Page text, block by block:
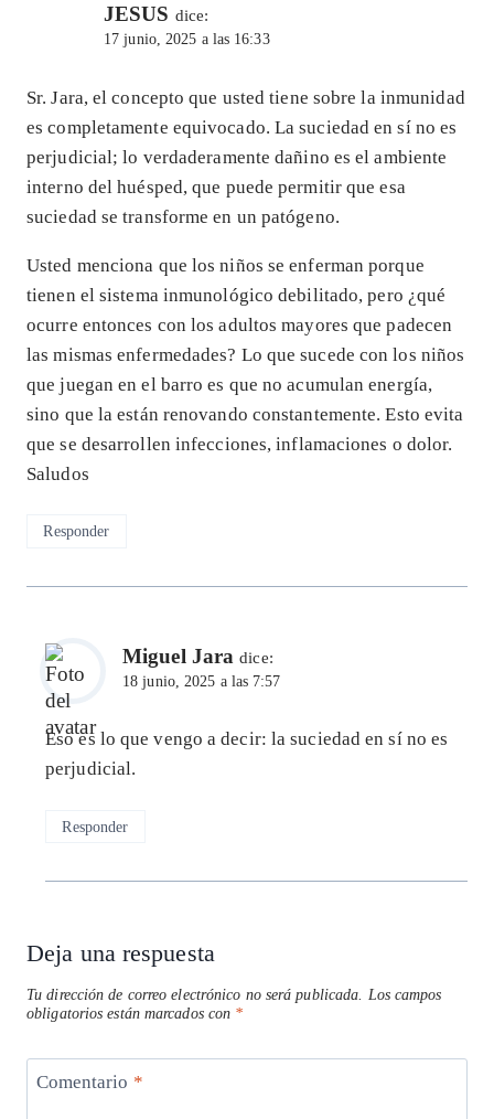
JESUS dice:
17 junio, 2025 a las 16:33
Sr. Jara, el concepto que usted tiene sobre la inmunidad
es completamente equivocado. La suciedad en sí no es
perjudicial; lo verdaderamente dañino es el ambiente
interno del huésped, que puede permitir que esa
suciedad se transforme en un patógeno.
Usted menciona que los niños se enferman porque
tienen el sistema inmunológico debilitado, pero ¿qué
ocurre entonces con los adultos mayores que padecen
las mismas enfermedades? Lo que sucede con los niños
que juegan en el barro es que no acumulan energía,
sino que la están renovando constantemente. Esto evita
que se desarrollen infecciones, inflamaciones o dolor.
Saludos
Responder
Miguel Jara dice:
18 junio, 2025 a las 7:57
Eso es lo que vengo a decir: la suciedad en sí no es
perjudicial.
Responder
Deja una respuesta
Tu dirección de correo electrónico no será publicada.
Los campos
obligatorios están marcados con *
Comentario *